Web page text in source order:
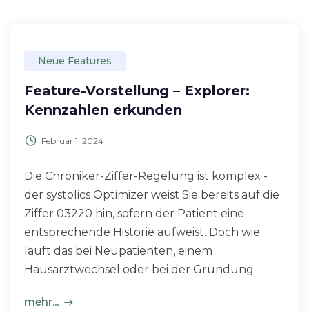
Neue Features
Feature-Vorstellung – Explorer:
Kennzahlen erkunden
Februar 1, 2024
Die Chroniker-Ziffer-Regelung ist komplex -
der systolics Optimizer weist Sie bereits auf die
Ziffer 03220 hin, sofern der Patient eine
entsprechende Historie aufweist. Doch wie
läuft das bei Neupatienten, einem
Hausarztwechsel oder bei der Gründung...
mehr...